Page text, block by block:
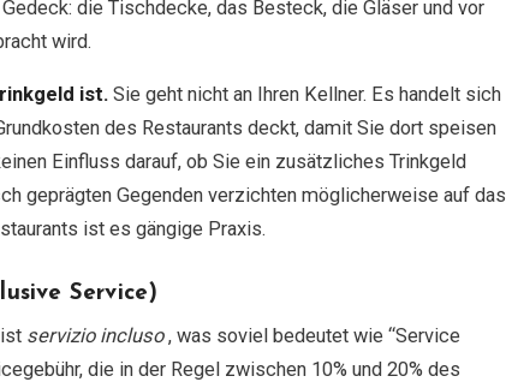
die Tischdecke, das Besteck, die Gläser und vor
wird.
ist. Sie geht nicht an Ihren Kellner. Es handelt sich
des Restaurants deckt, damit Sie dort speisen
Einfluss darauf, ob Sie ein zusätzliches Trinkgeld
geprägten Gegenden verzichten möglicherweise auf das
ist es gängige Praxis.
Service)
servizio incluso, was soviel bedeutet wie “Service
die in der Regel zwischen 10% und 20% des